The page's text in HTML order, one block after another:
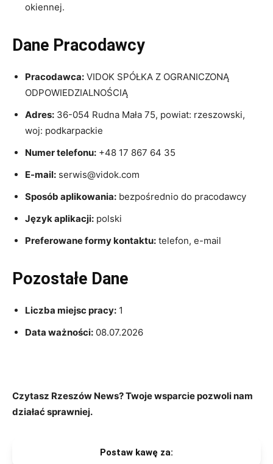
okiennej.
Dane Pracodawcy
Pracodawca: VIDOK SPÓŁKA Z OGRANICZONĄ
ODPOWIEDZIALNOŚCIĄ
Adres: 36-054 Rudna Mała 75, powiat: rzeszowski,
woj: podkarpackie
Numer telefonu: +48 17 867 64 35
E-mail: serwis@vidok.com
Sposób aplikowania: bezpośrednio do pracodawcy
Język aplikacji: polski
Preferowane formy kontaktu: telefon, e-mail
Pozostałe Dane
Liczba miejsc pracy: 1
Data ważności: 08.07.2026
Czytasz Rzeszów News? Twoje wsparcie pozwoli nam
działać sprawniej.
Postaw kawę za: